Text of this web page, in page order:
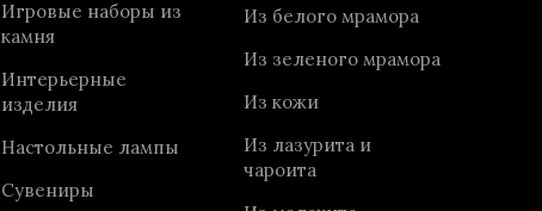
Игровые наборы из
камня
Интерьерные
изделия
Настольные лампы
Сувениры
Из белого мрамора
Из зеленого мрамора
Из кожи
Из лазурита и
чароита